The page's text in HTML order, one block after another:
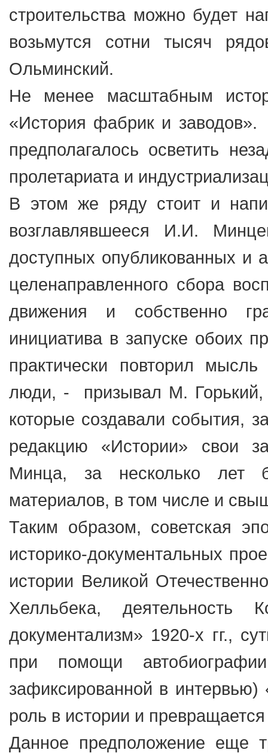
строительства можно будет
возьмутся сотни тысяч
Ольминский.
Не менее масштабным
«История фабрик и
предполагалось осветить
пролетариата и
В этом же ряду стоит и
возглавлявшееся И.И.
доступных опубликованных и
целенаправленного сбора
движения и собственно
инициатива в запуске обоих
практически повторил
люди, - призывал М. Горький,
которые создавали события,
редакцию «Истории» свои
Минца, за несколько лет
материалов, в том числе и
Таким образом, советская
историко-документальных
истории Великой
Хелльбека, деятельность
документализм» 1920-х гг.,
при помощи
зафиксированной в
роль в истории и
Данное предположение еще